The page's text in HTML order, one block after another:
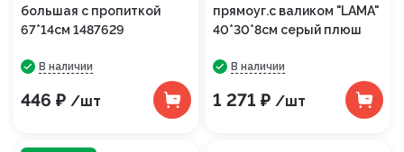
большая с пропиткой
67*14см 1487629
В наличии
446 ₽ /шт
прямоуг.с валиком "LAMA"
40*30*8см серый плюш
В наличии
1 271 ₽ /шт